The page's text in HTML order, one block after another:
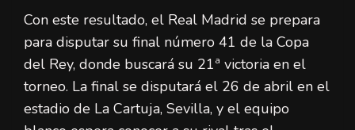
Con este resultado, el Real Madrid se prepara
para disputar su final número 41 de la Copa
del Rey, donde buscará su 21ª victoria en el
torneo. La final se disputará el 26 de abril en el
estadio de La Cartuja, Sevilla, y el equipo